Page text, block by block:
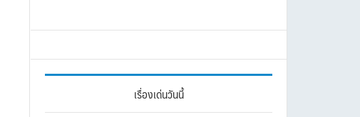
เรื่องเด่นวันนี้